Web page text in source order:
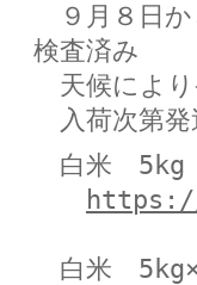
９月８日か
検査済み
天候により
入荷次第発
白米
白米